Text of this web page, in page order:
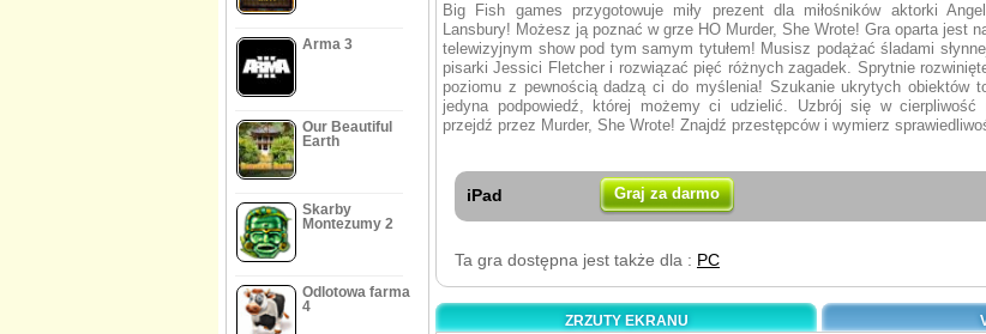
Arma 3
Our Beautiful
Earth
Skarby
Montezumy 2
Odlotowa farma
4
Big Fish games przygotowuje miły prezent dla miłośników aktorki
Lansbury! Możesz ją poznać w grze HO Murder, She Wrote! Gra oparta jest
telewizyjnym show pod tym samym tytułem! Musisz podążać śladami
pisarki Jessici Fletcher i rozwiązać pięć różnych zagadek. Sprytnie
poziomu z pewnością dadzą ci do myślenia! Szukanie ukrytych obiektów
jedyna podpowiedź, której możemy ci udzielić. Uzbrój się w cierpliwość
przejdź przez Murder, She Wrote! Znajdź przestępców i wymierz
iPad Graj za darmo
Ta gra dostępna jest także dla : PC
ZRZUTY EKRANU